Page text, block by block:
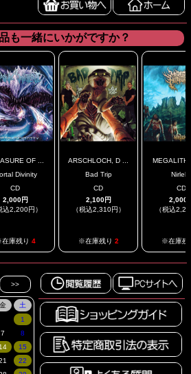
も一緒にいかがですか？
OF ...
Divinity
CD
2,000円
込2,200円）
庫残り 4
ARSCHLOCH, D ...
Bad Trip
CD
2,100円
（税込2,310円）
※在庫残り 2
CD
2,000
（税込
※在庫残